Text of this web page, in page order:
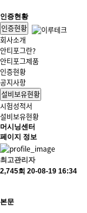
인증현황
인증현황
회사소개
안티포그란?
안티포그제품
인증현황
공지사항
설비보유현황
시험성적서
설비보유현황
머시닝센터
페이지 정보
최고관리자
2,745회 20-08-19 16:34
본문